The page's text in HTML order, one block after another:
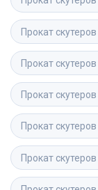
Прокат скутеров
Прокат скутеров
Прокат скутеров
Прокат скутеров
Прокат скутеров